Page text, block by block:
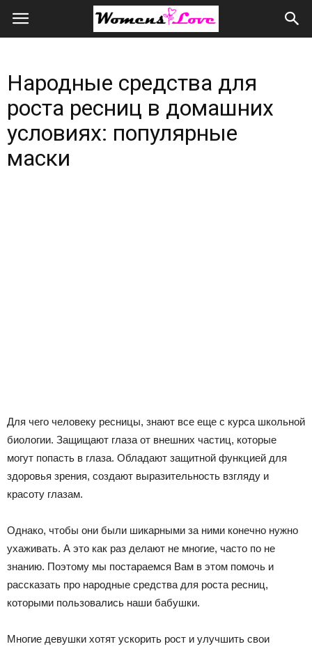
Женская
всем
сердцем
Народные средства для
роста ресниц в домашних
условиях: популярные
маски
Для чего человеку ресницы, знают все еще с курса школьной
биологии. Защищают глаза от внешних частиц, которые
могут попасть в глаза. Обладают защитной функцией для
здоровья зрения, создают выразительность взгляду и
красоту глазам.
Однако, чтобы они были шикарными за ними конечно нужно
ухаживать. А это как раз делают не многие, часто по не
знанию. Поэтому мы постараемся Вам в этом помочь и
рассказать про народные средства для роста ресниц,
которыми пользовались наши бабушки.
Многие девушки хотят ускорить рост и улучшить свои